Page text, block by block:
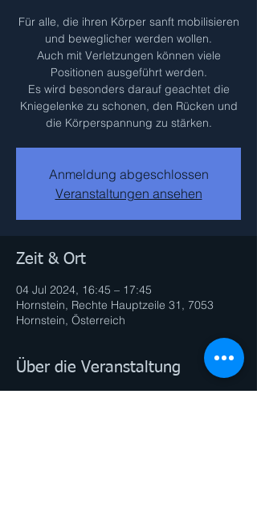
Für alle, die ihren Körper sanft mobilisieren
und beweglicher werden wollen.
Auch mit Verletzungen können viele
Positionen ausgeführt werden.
Es wird besonders darauf geachtet die
Kniegelenke zu schonen, den Rücken und
die Körperspannung zu stärken.
Anmeldung abgeschlossen
Veranstaltungen ansehen
Zeit & Ort
04 Jul 2024, 16:45 – 17:45
Hornstein, Rechte Hauptzeile 31, 7053
Hornstein, Österreich
Über die Veranstaltung